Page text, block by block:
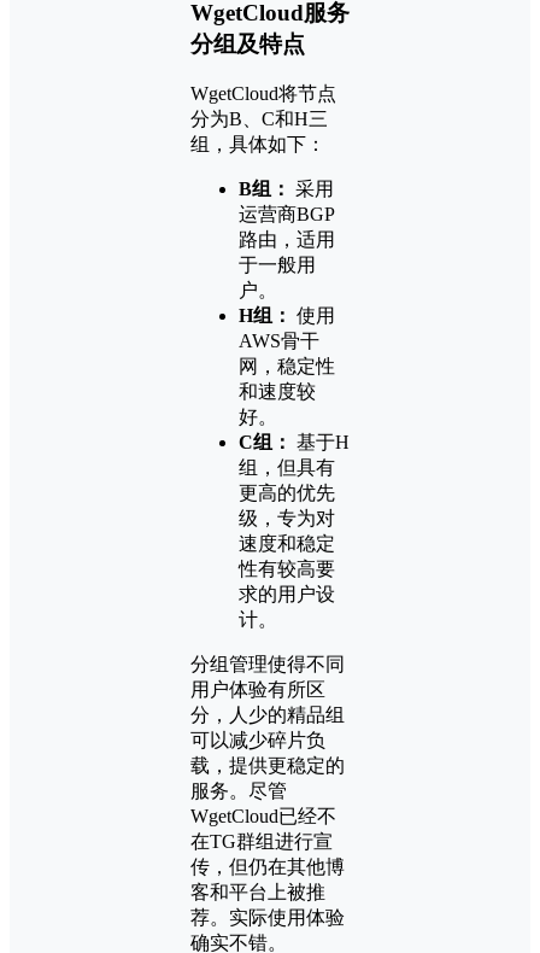
WgetCloud服务
分组及特点
WgetCloud将节点
分为B、C和H三
组，具体如下：
B组： 采用
运营商BGP
路由，适用
于一般用
户。
H组： 使用
AWS骨干
网，稳定性
和速度较
好。
C组： 基于H
组，但具有
更高的优先
级，专为对
速度和稳定
性有较高要
求的用户设
计。
分组管理使得不同
用户体验有所区
分，人少的精品组
可以减少碎片负
载，提供更稳定的
服务。尽管
WgetCloud已经不
在TG群组进行宣
传，但仍在其他博
客和平台上被推
荐。实际使用体验
确实不错。